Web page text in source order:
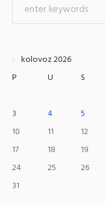
kolovoz 2026
P
U S
3
4 5
10
11 12
17
18 19
24
25 26
31